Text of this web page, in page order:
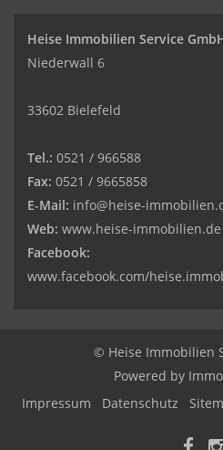
Heise Immobilien Service
Niederwall 6
33602 Bielefeld
Tel.: 0521 / 966588
Fax: 0521 / 9665858
E-Mail: info@heise-
Web: www.heise-immobilien.de
Facebook:
www.facebook.com/
© Heise Immobilien
Powered by
Impressum
Datenschutz